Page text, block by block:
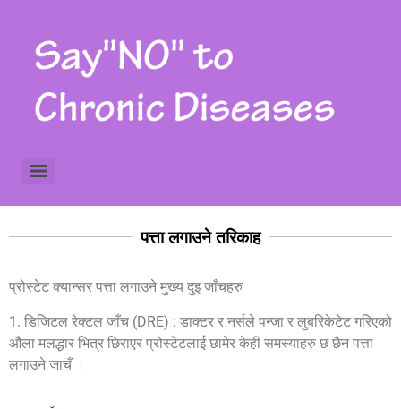
पत्ता लगाउने तरिकाह
प्रोस्टेट क्यान्सर पत्ता लगाउने मुख्य दुइ जाँचहरु
1. डिजिटल रेक्टल जाँच (DRE) : डाक्टर र नर्सले पन्जा र लुबरिकेटेट गरिएको
औला मलद्धार भित्र छिराएर प्रोस्टेटलाई छामेर केही समस्याहरु छ छैन पत्ता
लगाउने जाचँ ।